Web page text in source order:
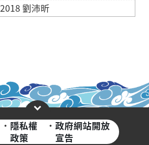
2018 劉沛昕
· 隱私權
政策
·政府網站開放
宣告